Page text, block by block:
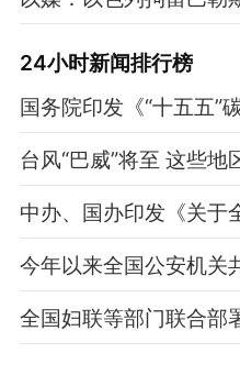
24小时新闻排行榜
国务院印发《“十五五”
全国妇联等部门联合部